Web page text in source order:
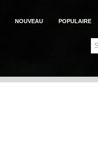
NOUVEAU POPULAIRE